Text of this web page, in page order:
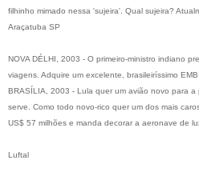
filhinho mimado nessa 'sujeira'. Qual sujeira?
Araçatuba SP
NOVA DÉLHI, 2003 - O primeiro-ministro indiano
viagens. Adquire um excelente, brasileiríssimo
BRASÍLIA, 2003 - Lula quer um avião novo para a
serve. Como todo novo-rico quer um dos mais
US$ 57 milhões e manda decorar a aeronave de
Luftal